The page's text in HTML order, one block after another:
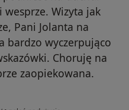
Wizyta jak
Pani Jolanta na
bardzo wyczerpująco
Choruję na
zaopiekowana.